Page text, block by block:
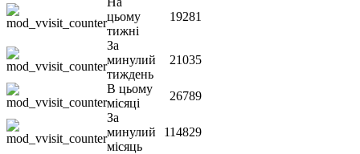
цьому
тижні
19281
За
минулий
тиждень
21035
В цьому
місяці
26789
За
минулий
місяць
114829